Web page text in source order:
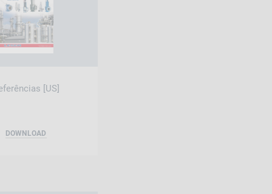
[US]
DOWNLOAD